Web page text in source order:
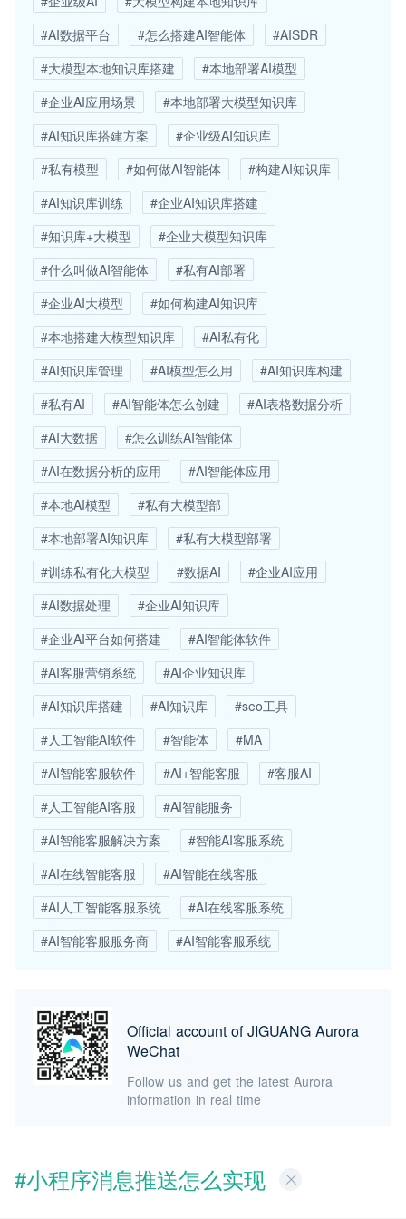
#小程序消息推送怎么实现
#AI数据平台
#怎么搭建AI智能体
#AISDR
#大模型本地知识库搭建
#本地部署AI模型
#企业AI应用场景
#本地部署大模型知识库
#AI知识库搭建方案
#企业级AI知识库
#私有模型
#如何做AI智能体
#构建AI知识库
#AI知识库训练
#企业AI知识库搭建
#知识库+大模型
#企业大模型知识库
#什么叫做AI智能体
#私有AI部署
#企业AI大模型
#如何构建AI知识库
#本地搭建大模型知识库
#AI私有化
#AI知识库管理
#AI模型怎么用
#AI知识库构建
#私有AI
#AI智能体怎么创建
#AI表格数据分析
#AI大数据
#怎么训练AI智能体
#AI在数据分析的应用
#AI智能体应用
#本地AI模型
#私有大模型部
#本地部署AI知识库
#私有大模型部署
#训练私有化大模型
#数据AI
#企业AI应用
#AI数据处理
#企业AI知识库
#企业AI平台如何搭建
#AI智能体软件
#AI客服营销系统
#AI企业知识库
#AI知识库搭建
#AI知识库
#seo工具
#人工智能AI软件
#智能体
#MA
#AI智能客服软件
#AI+智能客服
#客服AI
#人工智能AI客服
#AI智能服务
#AI智能客服解决方案
#智能AI客服系统
#AI在线智能客服
#AI智能在线客服
#AI人工智能客服系统
#AI在线客服系统
#AI智能客服服务商
#AI智能客服系统
Official account of JIGUANG Aurora
WeChat
Follow us and get the latest Aurora
information in real time